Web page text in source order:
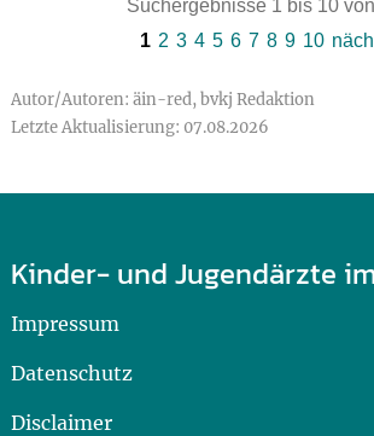
Suchergebnisse 1 bis 10
1 2 3 4 5 6 7 8 9 10
Autor/Autoren: äin-red, bvkj Redaktion
Letzte Aktualisierung: 07.08.2026
Kinder- und Jugendärzte
Impressum
Datenschutz
Disclaimer